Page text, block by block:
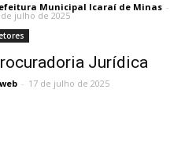
Municipal Icaraí de Minas -
de julho de 2025
Jurídica
- 17 de julho de 2025